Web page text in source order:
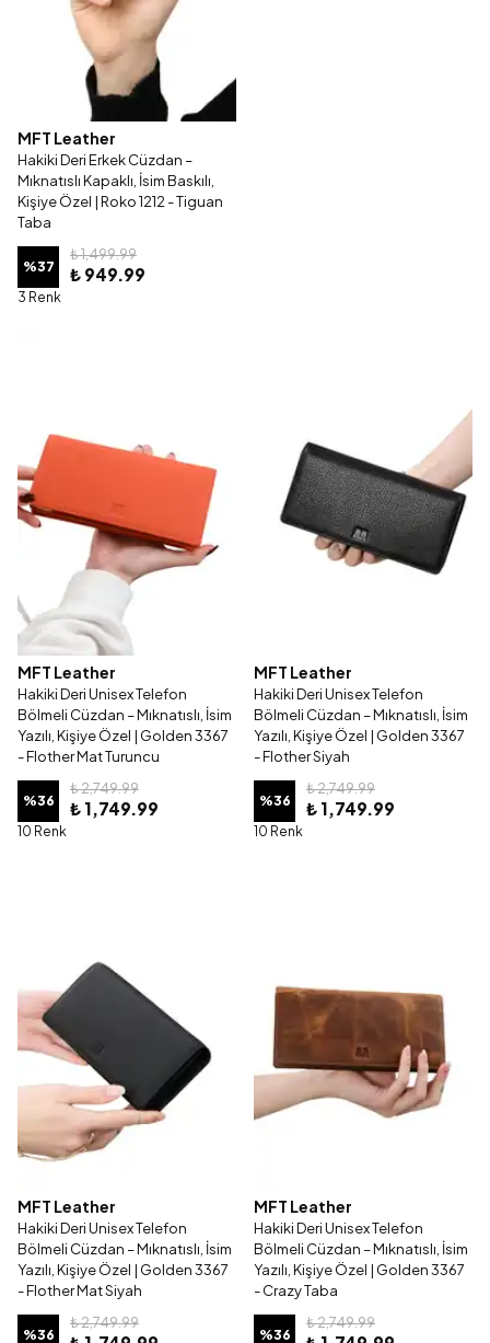
MFT Leather
Hakiki Deri Erkek Cüzdan –
Mıknatıslı Kapaklı, İsim Baskılı,
Kişiye Özel | Roko 1212 - Tiguan
Taba
%37
₺ 1,499.99
₺ 949.99
3 Renk
MFT Leather
Hakiki Deri Unisex Telefon
Bölmeli Cüzdan – Mıknatıslı, İsim
Yazılı, Kişiye Özel | Golden 3367
- Flother Mat Turuncu
%36
₺ 2,749.99
₺ 1,749.99
10 Renk
MFT Leather
Hakiki Deri Unisex Telefon
Bölmeli Cüzdan – Mıknatıslı, İsim
Yazılı, Kişiye Özel | Golden 3367
- Flother Siyah
%36
₺ 2,749.99
₺ 1,749.99
10 Renk
MFT Leather
Hakiki Deri Unisex Telefon
Bölmeli Cüzdan – Mıknatıslı, İsim
Yazılı, Kişiye Özel | Golden 3367
- Flother Mat Siyah
%36
₺ 2,749.99
MFT Leather
Hakiki Deri Unisex Telefon
Bölmeli Cüzdan – Mıknatıslı, İsim
Yazılı, Kişiye Özel | Golden 3367
- Crazy Taba
%36
₺ 2,749.99